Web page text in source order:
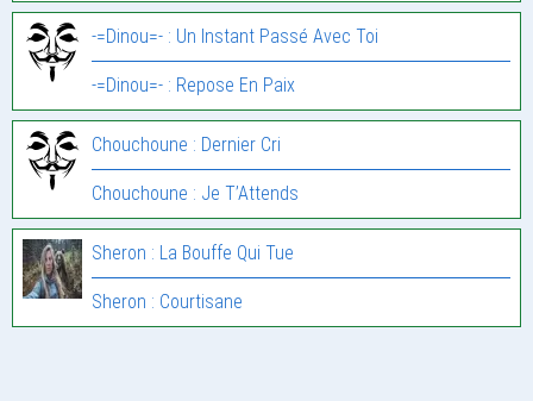
-=Dinou=- : Un Instant Passé Avec Toi
-=Dinou=- : Repose En Paix
Chouchoune : Dernier Cri
Chouchoune : Je T’Attends
Sheron : La Bouffe Qui Tue
Sheron : Courtisane